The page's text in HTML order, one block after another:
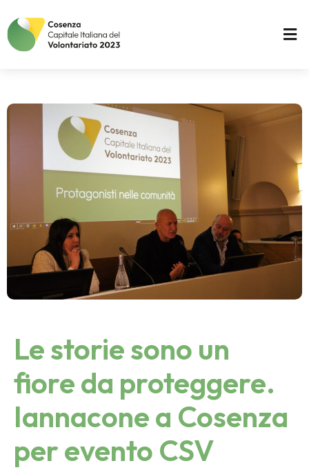
Le storie sono un
fiore da proteggere.
Iannacone a Cosenza
per evento CSV